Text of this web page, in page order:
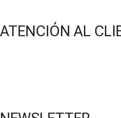
ATENCIÓN AL